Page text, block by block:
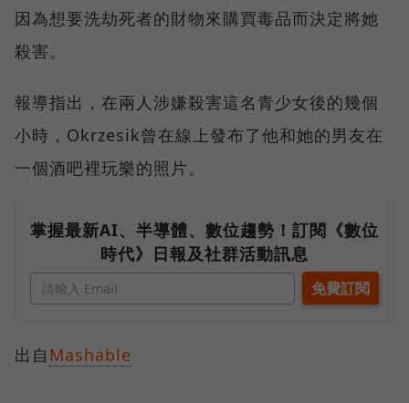
因為想要洗劫死者的財物來購買毒品而決定將她
殺害。
報導指出，在兩人涉嫌殺害這名青少女後的幾個
小時，Okrzesik曾在線上發布了他和她的男友在
一個酒吧裡玩樂的照片。
掌握最新AI、半導體、數位趨勢！訂閱《數位
時代》日報及社群活動訊息
出自 Mashable